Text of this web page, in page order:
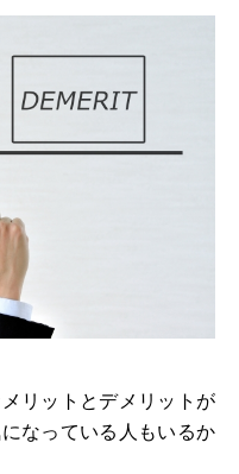
リットとデメリットが
なっている人もいるか